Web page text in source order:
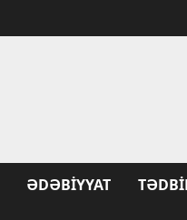
ƏDƏBIYYAT